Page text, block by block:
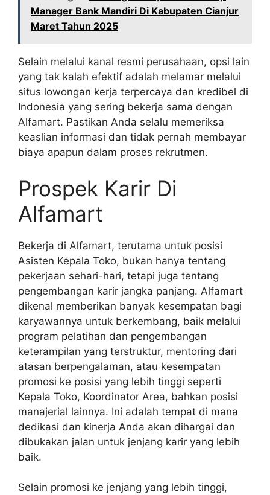
Manager Bank Mandiri Di Kabupaten Cianjur
Maret Tahun 2025
Selain melalui kanal resmi perusahaan, opsi lain
yang tak kalah efektif adalah melamar melalui
situs lowongan kerja terpercaya dan kredibel di
Indonesia yang sering bekerja sama dengan
Alfamart. Pastikan Anda selalu memeriksa
keaslian informasi dan tidak pernah membayar
biaya apapun dalam proses rekrutmen.
Prospek Karir Di
Alfamart
Bekerja di Alfamart, terutama untuk posisi
Asisten Kepala Toko, bukan hanya tentang
pekerjaan sehari-hari, tetapi juga tentang
pengembangan karir jangka panjang. Alfamart
dikenal memberikan banyak kesempatan bagi
karyawannya untuk berkembang, baik melalui
program pelatihan dan pengembangan
keterampilan yang terstruktur, mentoring dari
atasan berpengalaman, atau kesempatan
promosi ke posisi yang lebih tinggi seperti
Kepala Toko, Koordinator Area, bahkan posisi
manajerial lainnya. Ini adalah tempat di mana
dedikasi dan kinerja Anda akan dihargai dan
dibukakan jalan untuk jenjang karir yang lebih
baik.
Selain promosi ke jenjang yang lebih tinggi,